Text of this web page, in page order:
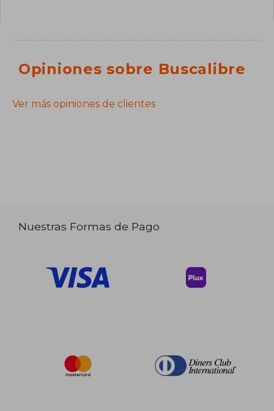
Opiniones sobre Buscalibre
Ver más opiniones de clientes
Nuestras Formas de Pago